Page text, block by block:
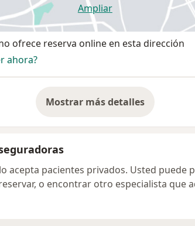
Ampliarse abre en una nueva
ofrece reserva online en esta dirección
ahora?
Mostrar más detalles
sobre la dirección
acepta pacientes privados. Usted puede
o encontrar otro especialista que